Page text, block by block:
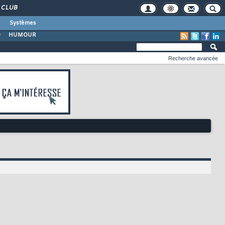
CLUB
Systèmes
HUMOUR
Recherche avancée